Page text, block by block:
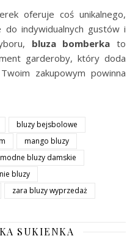
oferuje coś unikalnego,
do indywidualnych gustów i
bluza bomberka to
garderoby, który doda
zakupowym powinna
bluzy bejsbolowe
mango bluzy
modne bluzy damskie
bluzy
zara bluzy wyprzedaż
SUKIENKA